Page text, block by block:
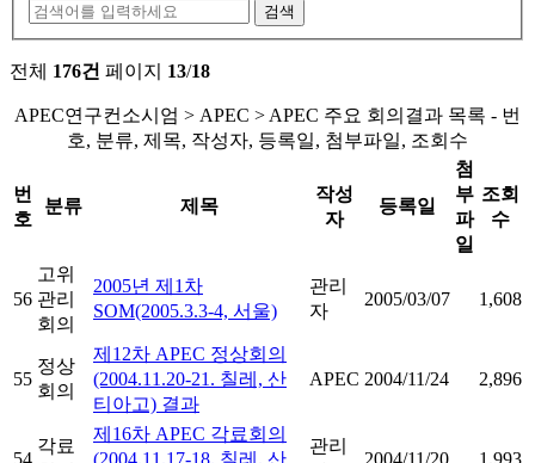
검색
전체 176건 페이지 13/18
APEC연구컨소시엄 > APEC > APEC 주요 회의결과 목록 - 번
호, 분류, 제목, 작성자, 등록일, 첨부파일, 조회수
번
호
분류 제목
작성
자
등록일
첨
부
파
일
조회
수
56
고위
관리
회의
2005년 제1차
SOM(2005.3.3-4, 서울)
관리
자
2005/03/07 1,608
55
정상
회의
제12차 APEC 정상회의
(2004.11.20-21. 칠레, 산
티아고) 결과
APEC 2004/11/24 2,896
54
각료
제16차 APEC 각료회의
(2004.11.17-18. 칠레, 산
관리
2004/11/20 1,993